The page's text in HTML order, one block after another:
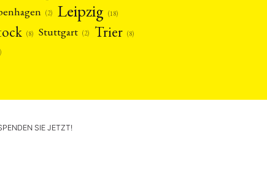
(2) Leipzig (18)
(8) Stuttgart (2) Trier (8)
SIE JETZT!